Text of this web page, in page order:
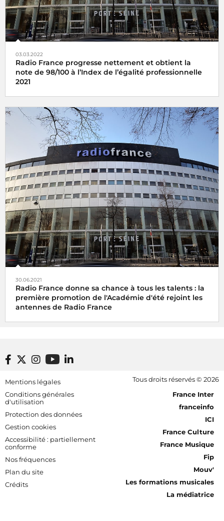
03.03.2022
Radio France progresse nettement et obtient la
note de 98/100 à l’Index de l’égalité professionnelle
2021
30.06.2021
Radio France donne sa chance à tous les talents : la
première promotion de l'Académie d'été rejoint les
antennes de Radio France
Footer bottom
Mentions légales
Conditions générales
d'utilisation
Protection des données
Gestion cookies
Accessibilité : partiellement
conforme
Nos fréquences
Plan du site
Crédits
Tous droits réservés © 2026
[RDF] Pied de page - Mobile
France Inter
franceinfo
ICI
France Culture
France Musique
Fip
Mouv'
Les formations musicales
La médiatrice